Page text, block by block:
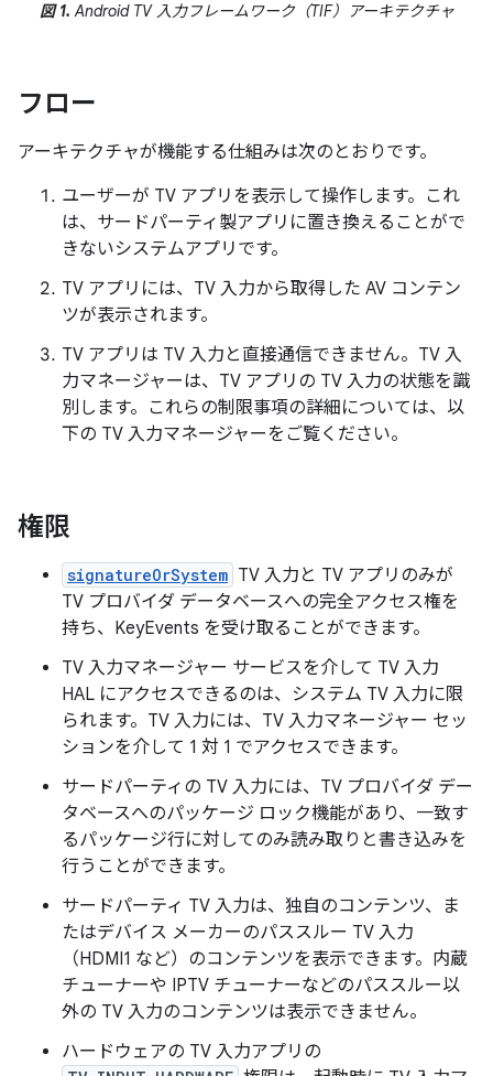
図 1. Android TV 入力フレームワーク（TIF）アーキテクチャ
フロー
アーキテクチャが機能する仕組みは次のとおりです。
ユーザーが TV アプリを表示して操作します。これ
は、サードパーティ製アプリに置き換えることがで
きないシステムアプリです。
TV アプリには、TV 入力から取得した AV コンテン
ツが表示されます。
TV アプリは TV 入力と直接通信できません。TV 入
力マネージャーは、TV アプリの TV 入力の状態を識
別します。これらの制限事項の詳細については、以
下の TV 入力マネージャーをご覧ください。
権限
signatureOrSystem TV 入力と TV アプリのみが
TV プロバイダ データベースへの完全アクセス権を
持ち、KeyEvents を受け取ることができます。
TV 入力マネージャー サービスを介して TV 入力
HAL にアクセスできるのは、システム TV 入力に限
られます。TV 入力には、TV 入力マネージャー セッ
ションを介して 1 対 1 でアクセスできます。
サードパーティの TV 入力には、TV プロバイダ デー
タベースへのパッケージ ロック機能があり、一致す
るパッケージ行に対してのみ読み取りと書き込みを
行うことができます。
サードパーティ TV 入力は、独自のコンテンツ、ま
たはデバイス メーカーのパススルー TV 入力
（HDMI1 など）のコンテンツを表示できます。内蔵
チューナーや IPTV チューナーなどのパススルー以
外の TV 入力のコンテンツは表示できません。
ハードウェアの TV 入力アプリの